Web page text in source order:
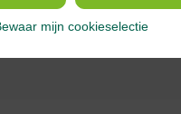
mijn cookieselectie